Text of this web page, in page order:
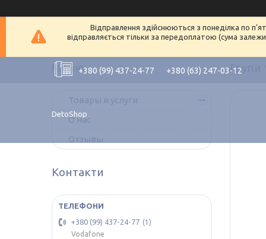
Відправлення здійснюються з понеділка по
відправляється тільки за передоплатою (сума
+380 (99) 437-24-77 +380 (63) 247-03-12
DetoShop
Групи
Товары и услуги
О нас
Отзывы
Контакти
+380 (99) 437-24-77
1
Vodafone